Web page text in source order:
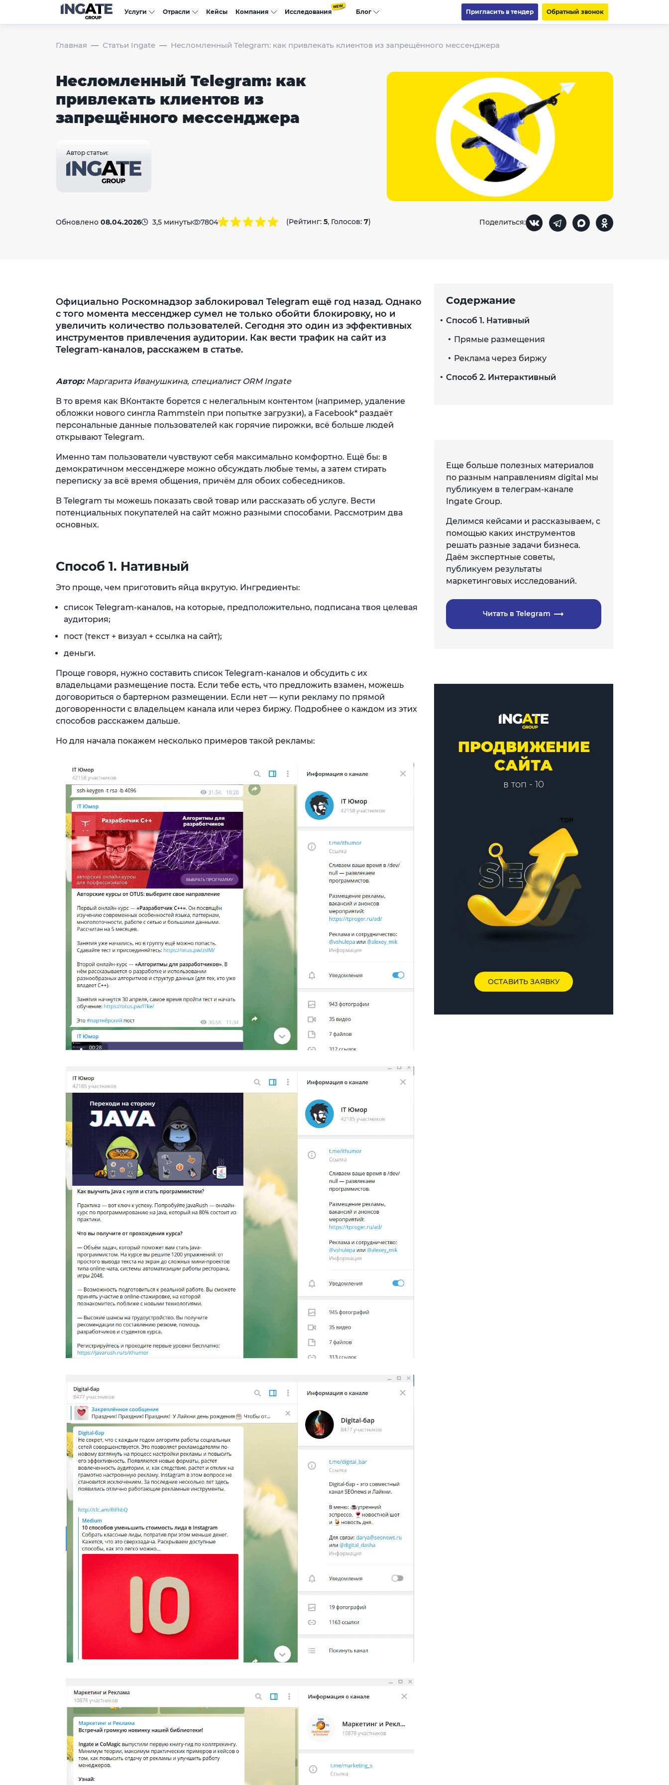
Услуги Отрасли Кейсы Компания Исследования Блог Пригласить в тендер Обратный звонок
Главная Статьи Ingate Несломленный Telegram: как привлекать клиентов из запрещённого мессенджера
Несломленный Telegram: как
привлекать клиентов из
запрещённого мессенджера
Автор статьи:
Обновлено 08.04.2026 3,5 минуты 7804 (Рейтинг: 5, Голосов: 7) Поделиться:
Официально Роскомнадзор заблокировал Telegram ещё год назад. Однако
с того момента мессенджер сумел не только обойти блокировку, но и
увеличить количество пользователей. Сегодня это один из эффективных
инструментов привлечения аудитории. Как вести трафик на сайт из
Telegram-каналов, расскажем в статье.
Автор:Маргарита Иванушкина, специалист ORM Ingate
В то время как ВКонтакте борется с нелегальным контентом (например, удаление
обложки нового сингла Rammstein при попытке загрузки), а Facebook* раздаёт
персональные данные пользователей как горячие пирожки, всё больше людей
открывают Telegram.
Именно там пользователи чувствуют себя максимально комфортно. Ещё бы: в
демократичном мессенджере можно обсуждать любые темы, а затем стирать
переписку за всё время общения, причём для обоих собеседников.
В Telegram ты можешь показать свой товар или рассказать об услуге. Вести
потенциальных покупателей на сайт можно разными способами. Рассмотрим два
основных.
Способ 1. Нативный
Это проще, чем приготовить яйца вкрутую. Ингредиенты:
список Telegram-каналов, на которые, предположительно, подписана твоя целевая
аудитория;
пост (текст + визуал + ссылка на сайт);
деньги.
Проще говоря, нужно составить список Telegram-каналов и обсудить с их
владельцами размещение поста. Если тебе есть, что предложить взамен, можешь
договориться о бартерном размещении. Если нет — купи рекламу по прямой
договоренности с владельцем канала или через биржу. Подробнее о каждом из этих
способов расскажем дальше.
Но для начала покажем несколько примеров такой рекламы:
Содержание
Способ 1. Нативный
Прямые размещения
Реклама через биржу
Способ 2. Интерактивный
Еще больше полезных материалов
по разным направлениям digital мы
публикуем в телеграм-канале
Ingate Group.
Делимся кейсами и рассказываем, с
помощью каких инструментов
решать разные задачи бизнеса.
Даём экспертные советы,
публикуем результаты
маркетинговых исследований.
Читать в Telegram
ПРОДВИЖЕНИЕ
САЙТА
в топ - 10
ОСТАВИТЬ ЗАЯВКУ